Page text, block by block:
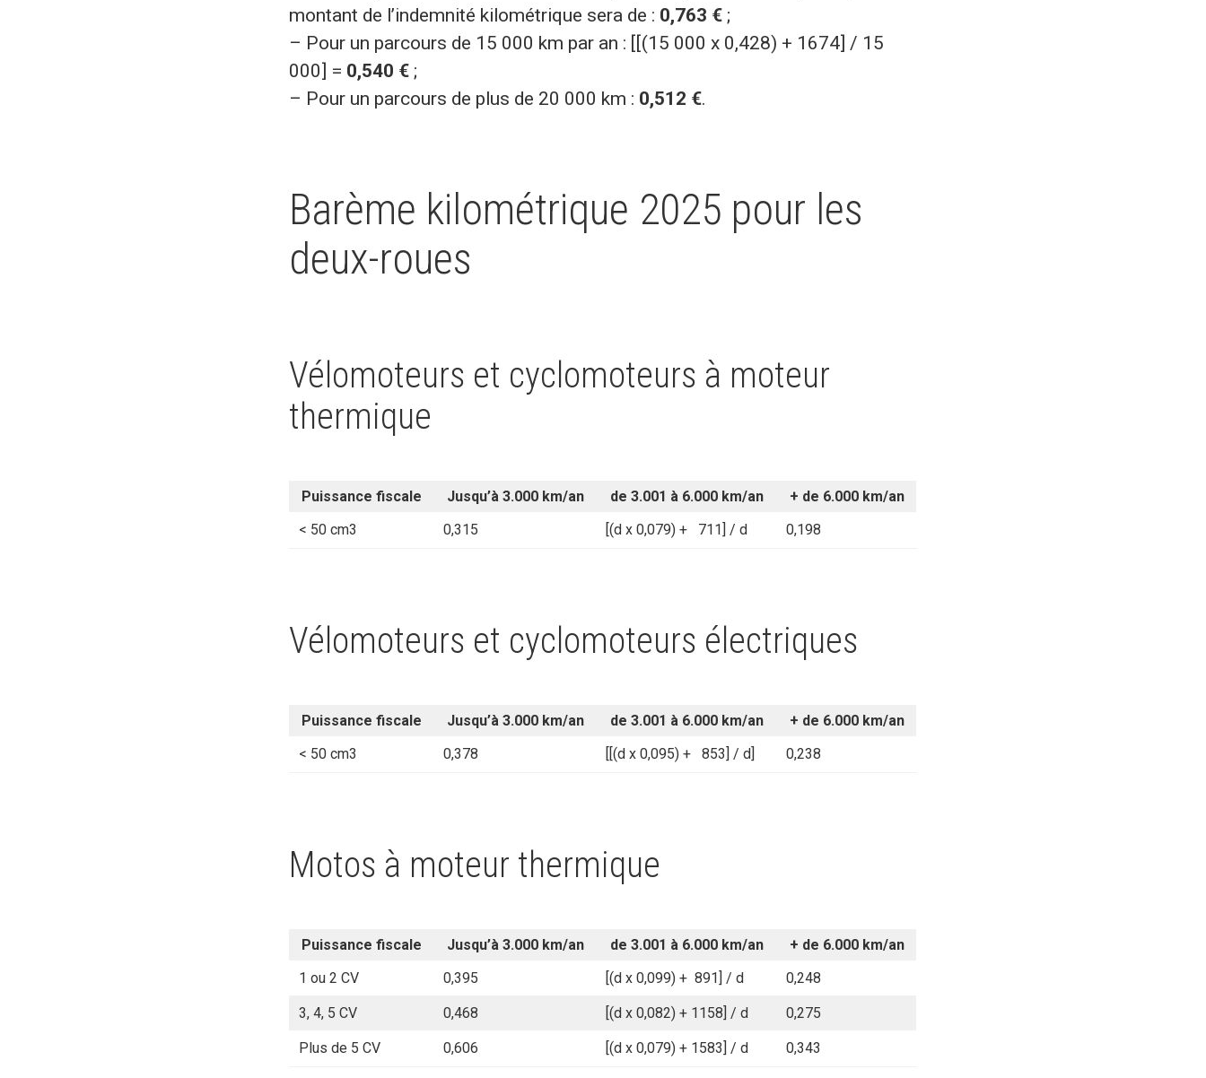
montant de l’indemnité kilométrique sera de : 0,763 € ;
– Pour un parcours de 15 000 km par an : [[(15 000 x 0,428) + 1674] / 15
000] = 0,540 € ;
– Pour un parcours de plus de 20 000 km : 0,512 €.
Barème kilométrique 2025 pour les
deux-roues
Vélomoteurs et cyclomoteurs à moteur
thermique
Puissance fiscale Jusqu’à 3.000 km/an de 3.001 à 6.000 km/an
+ de 6.000 km/an
< 50 cm3
0,315 [(d x 0,079) + 711] / d 0,198
Vélomoteurs et cyclomoteurs électriques
Puissance fiscale Jusqu’à 3.000 km/an de 3.001 à 6.000 km/an
+ de 6.000 km/an
< 50 cm3
0,378 [[(d x 0,095) + 853] / d] 0,238
Motos à moteur thermique
Puissance fiscale Jusqu’à 3.000 km/an de 3.001 à 6.000 km/an
+ de 6.000 km/an
1 ou 2 CV
0,395 [(d x 0,099) + 891] / d 0,248
3, 4, 5 CV 0,468 [(d x 0,082) + 1158] / d 0,275
Plus de 5 CV 0,606 [(d x 0,079) + 1583] / d 0,343